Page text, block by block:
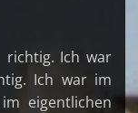
richtig. Ich war
Ich war im
eigentlichen